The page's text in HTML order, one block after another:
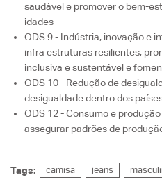
saudável e promover o bem-
idades
ODS 9 - Indústria, inovação e
infra estruturas resilientes,
inclusiva e sustentável e
ODS 10 - Redução de
desigualdade dentro dos
ODS 12 - Consumo e
assegurar padrões de
Tags: camisa jeans